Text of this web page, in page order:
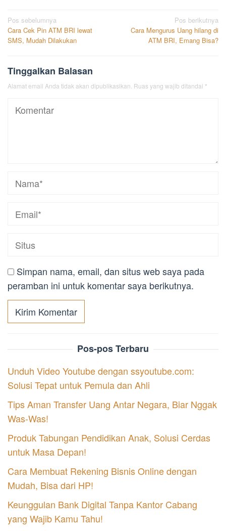
Navigasi
pos
Pos sebelumnya
Cara Cek Pin ATM BRI lewat
SMS, Mudah Dilakukan
Pos berikutnya
Cara Mengurus Uang hilang di
ATM BRI, Emang Bisa?
Tinggalkan Balasan
Alamat email Anda tidak akan dipublikasikan. Ruas yang wajib ditandai *
Simpan nama, email, dan situs web saya pada
peramban ini untuk komentar saya berikutnya.
Pos-pos Terbaru
Unduh Video Youtube dengan ssyoutube.com:
Solusi Tepat untuk Pemula dan Ahli
Tips Aman Transfer Uang Antar Negara, Biar Nggak
Was-Was!
Produk Tabungan Pendidikan Anak, Solusi Cerdas
untuk Masa Depan!
Cara Membuat Rekening Bisnis Online dengan
Mudah, Bisa dari HP!
Keunggulan Bank Digital Tanpa Kantor Cabang
yang Wajib Kamu Tahu!